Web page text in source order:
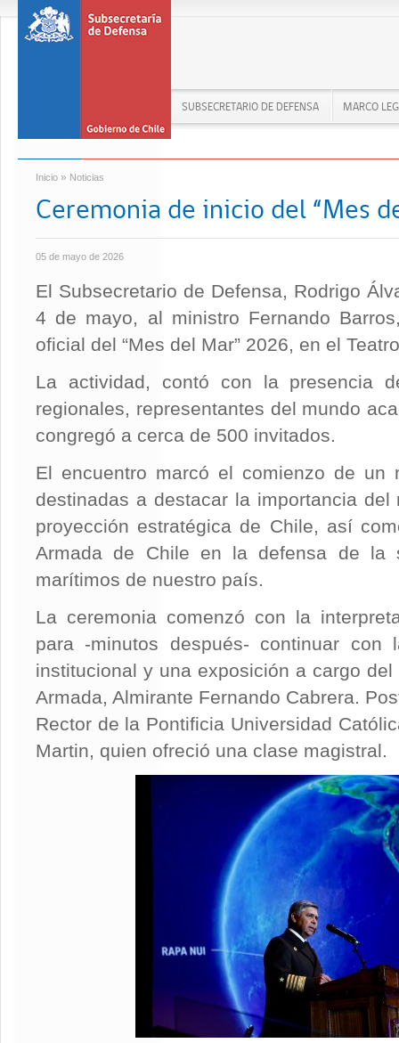
SUBSECRETARIO DE DEFENSA MARCO
Inicio » Noticias
Ceremonia de inicio del “Mes
05 de mayo de 2026
El Subsecretario de Defensa, Rodrigo
4 de mayo, al ministro Fernando
oficial del “Mes del Mar” 2026, en el
La actividad, contó con la presencia
regionales, representantes del mundo
congregó a cerca de 500 invitados.
El encuentro marcó el comienzo de un
destinadas a destacar la importancia
proyección estratégica de Chile, así
Armada de Chile en la defensa de la
marítimos de nuestro país.
La ceremonia comenzó con la
para -minutos después- continuar
institucional y una exposición a cargo
Armada, Almirante Fernando Cabrera.
Rector de la Pontificia Universidad
Martin, quien ofreció una clase magistral.